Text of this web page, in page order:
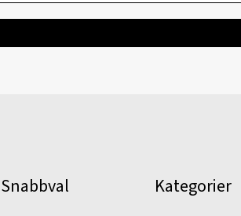
Snabbval Kategorier